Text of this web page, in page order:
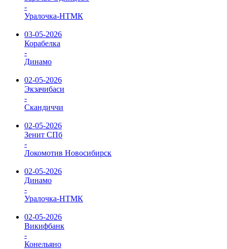
-
Уралочка-НТМК
03-05-2026
Корабелка
-
Динамо
02-05-2026
Экзачибаси
-
Скандиччи
02-05-2026
Зенит СПб
-
Локомотив Новосибирск
02-05-2026
Динамо
-
Уралочка-НТМК
02-05-2026
Викифбанк
-
Конельяно